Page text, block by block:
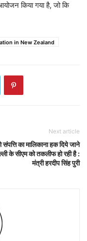
किया गया है, जो कि
in New Zealand
Next article
संपत्ति का मालिकाना हक दिये जाने
के सीएम को तकलीफ हो रही है :
मंत्री हरदीप सिंह पुरी